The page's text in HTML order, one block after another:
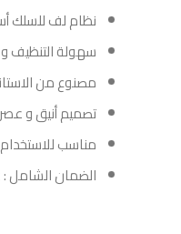
نظام لف للسلك
سهولة التنظيف و
مصنوع من
تصميم أنيق و
مناسب
الضمان الشامل